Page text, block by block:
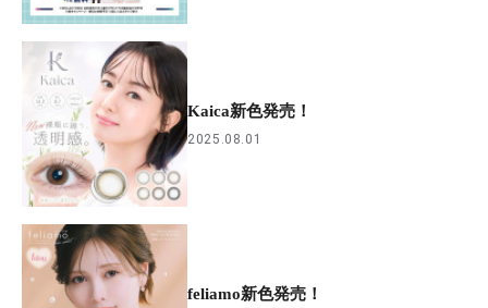
Kaica新色発売！
2025.08.01
feliamo新色発売！